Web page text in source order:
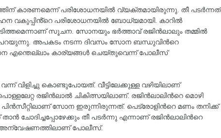
കാരണമെന്ന് പരിശോധനയില്‍ വ്യക്തമായിരുന്നു. തീ പടർന്നത്
വകുപ്പിൻ്റെ പരിശോധനയില്‍ ബോധ്യമായി. കാറില്‍
സൂചന. സോനയും ഭർത്താവ് രജിൻലാലും തമ്മില്‍
പറയുന്നു. അപകടം നടന്ന ദിവസം സോന ബന്ധുവിന്‍റെ
എന്തെല്ലാം കാര്യങ്ങള്‍ ചെയ്തുവെന്ന് പോലീസ്
വിളിച്ചു കൊണ്ടുപോയത്. വീട്ടിലേക്കുള്ള വഴിയിലാണ്
രജിൻലാല്‍ ചികിത്സയിലാണ്. രജിൻലാലിന്‍റെ മൊഴി
പിൻസീറ്റിലാണ് സോന ഇരുന്നിരുന്നത്. പെട്രോളിന്‍റെ മണം തനിക്ക്
ചോദിച്ചപ്പോഴേക്കും തീ പടർന്നു എന്നാണ് രജിൻലാലിന്‍റെ
അന്വേഷണത്തിലാണ് പോലീസ്.